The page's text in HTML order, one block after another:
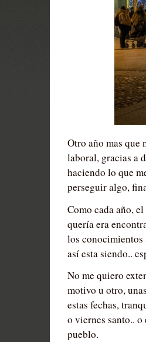
Otro año mas que
laboral, gracias a
haciendo lo que
perseguir algo,
Como cada año,
quería era
los conocimientos
así esta siendo..
No me quiero
motivo u otro,
estas fechas,
o viernes santo..
pueblo.